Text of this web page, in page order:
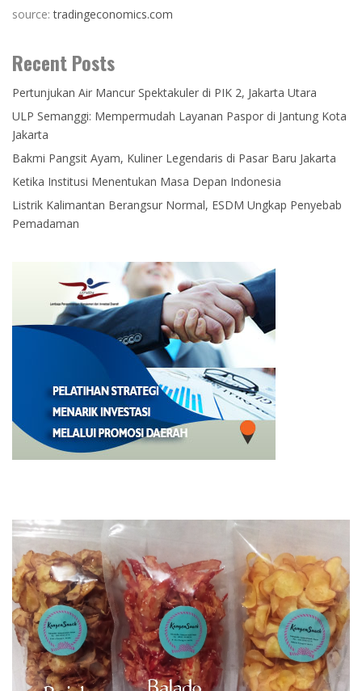
source:tradingeconomics.com
Recent Posts
Pertunjukan Air Mancur Spektakuler di PIK 2, Jakarta Utara
ULP Semanggi: Mempermudah Layanan Paspor di Jantung Kota
Jakarta
Bakmi Pangsit Ayam, Kuliner Legendaris di Pasar Baru Jakarta
Ketika Institusi Menentukan Masa Depan Indonesia
Listrik Kalimantan Berangsur Normal, ESDM Ungkap Penyebab
Pemadaman